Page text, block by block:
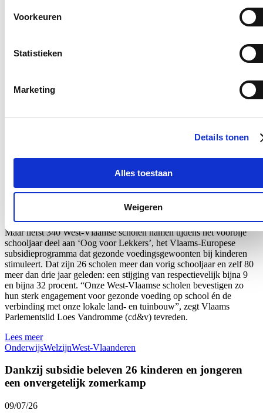
Voorkeuren
Statistieken
Marketing
Details tonen
Alles toestaan
Weigeren
Recordaantal West-Vlaamse scholen kiest voor Oog
voor Lekkers
Maar liefst 340 West-Vlaamse scholen namen tijdens het voorbije
schooljaar deel aan ‘Oog voor Lekkers’, het Vlaams-Europese
subsidieprogramma dat gezonde voedingsgewoonten bij kinderen
stimuleert. Dat zijn 26 scholen meer dan vorig schooljaar en zelf 80
meer dan drie jaar geleden: een stijging van respectievelijk bijna 9
en bijna 32 procent. “Onze West-Vlaamse scholen bevestigen zo
hun sterk engagement voor gezonde voeding op school én de
verbinding met onze lokale land- en tuinbouw”, zegt Vlaams
Parlementslid Loes Vandromme (cd&v) tevreden.
Lees meer
OnderwijsWelzijnWest-Vlaanderen
Dankzij subsidie beleven 26 kinderen en jongeren
een onvergetelijk zomerkamp
09/07/26